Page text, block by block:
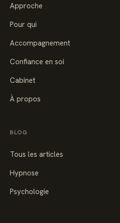
Approche
Pour qui
Accompagnement
Confiance en soi
Cabinet
À propos
BLOG
Tous les articles
Hypnose
Psychologie